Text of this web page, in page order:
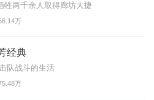
牲两千余人取得廊坊大捷
万
经典
队战斗的生活
万